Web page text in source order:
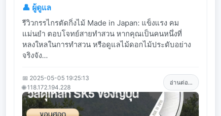
👤 ผู้ดูแล
รีวิวกรรไกรตัดกิ่งไม้ Made in Japan: แข็งแรง คม
แม่นยำ ตอบโจทย์สายทำสวน หากคุณเป็นคนหนึ่งที่
หลงใหลในการทำสวน หรือดูแลไม้ดอกไม้ประดับอย่าง
จริงจัง...
📅 2025-05-05 19:25:13
🌐 118.172.194.228
อ่านต่อ...